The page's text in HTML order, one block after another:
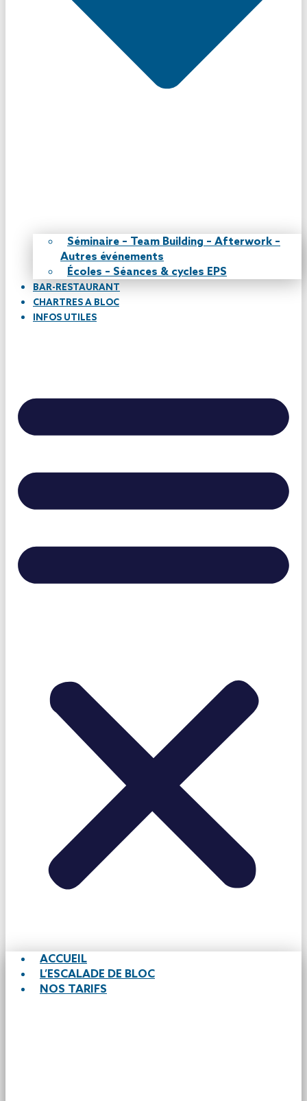
Séminaire – Team Building – Afterwork –
Autres événements
Écoles – Séances & cycles EPS
BAR-RESTAURANT
CHARTRES A BLOC
INFOS UTILES
ACCUEIL
L’ESCALADE DE BLOC
NOS TARIFS